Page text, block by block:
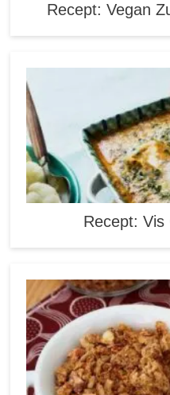
Recept: Vegan
Recept: Vis